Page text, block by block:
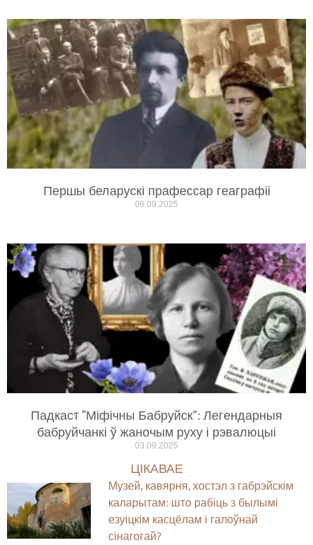
Першы беларускі прафессар геаграфіі
06.09.2025
Падкаст “Міфічны Бабруйск”: Легендарныя
бабруйчанкі ў жаночым руху і рэвалюцыі
03.09.2025
ЦІКАВАЕ
Музей, кавярня, хостэл з габрэйскім
каларытам: што рабіць з былымі
езуіцкім касцёлам і галоўнай
сінагогай?